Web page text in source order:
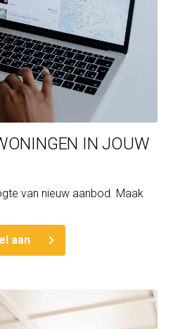
IN JOUW
van nieuw aanbod. Maak
aan